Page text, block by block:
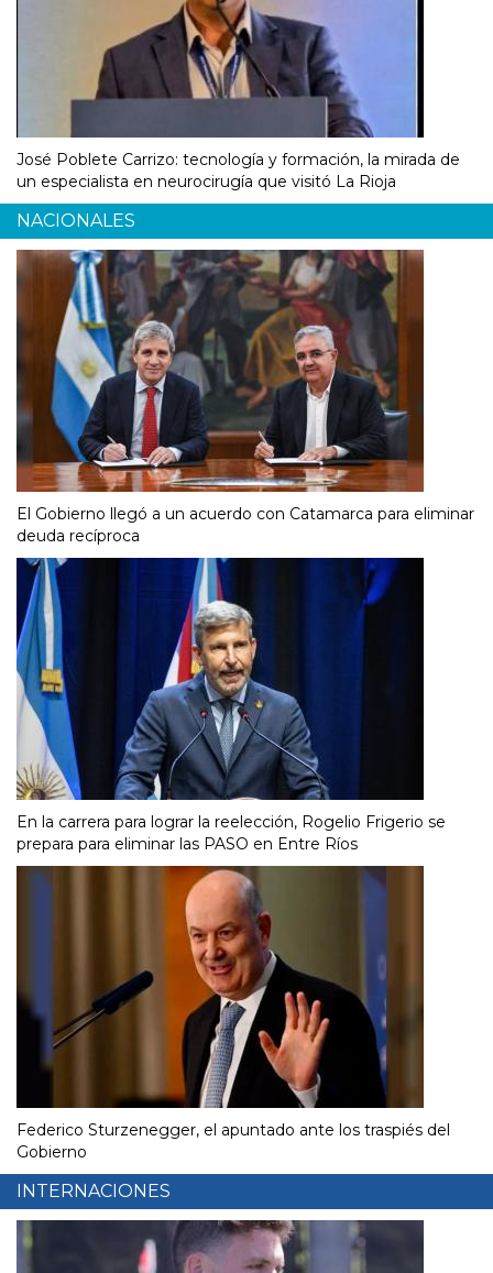
José Poblete Carrizo: tecnología y formación, la mirada de
un especialista en neurocirugía que visitó La Rioja
NACIONALES
El Gobierno llegó a un acuerdo con Catamarca para eliminar
deuda recíproca
En la carrera para lograr la reelección, Rogelio Frigerio se
prepara para eliminar las PASO en Entre Ríos
Federico Sturzenegger, el apuntado ante los traspiés del
Gobierno
INTERNACIONES